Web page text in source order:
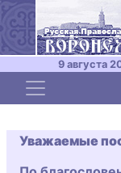
9 августа
Toggle
Уважаемые